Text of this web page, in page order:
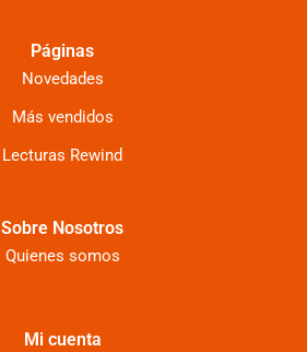
Páginas
Novedades
Más vendidos
Lecturas Rewind
Sobre Nosotros
Quienes somos
Mi cuenta